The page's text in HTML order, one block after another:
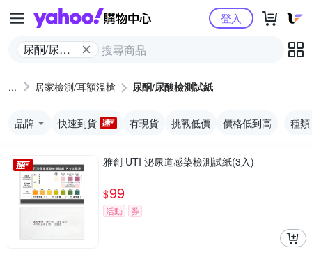
Yahoo購物中心
尿酮/尿酸
登入
居家檢測/耳額溫槍 尿酮/尿酸檢測試紙
品牌 快速到貨 有現貨 挑戰低價 價格低到高 種類
雅創 UTI 泌尿道感染檢測試紙(3入)
$99
活動 券